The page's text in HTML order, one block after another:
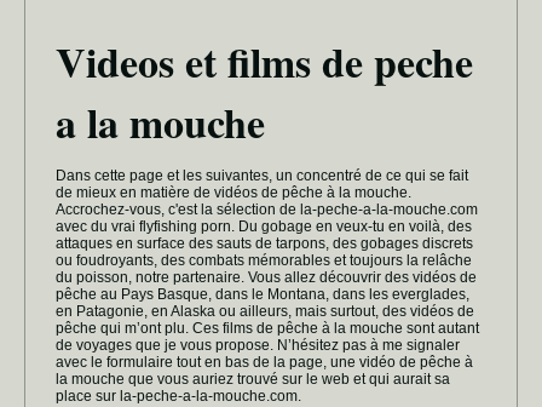
Videos et films de peche
a la mouche
Dans cette page et les suivantes, un concentré de ce qui se fait
de mieux en matière de vidéos de pêche à la mouche.
Accrochez-vous, c'est la sélection de la-peche-a-la-mouche.com
avec du vrai flyfishing porn. Du gobage en veux-tu en voilà, des
attaques en surface des sauts de tarpons, des gobages discrets
ou foudroyants, des combats mémorables et toujours la relâche
du poisson, notre partenaire. Vous allez découvrir des vidéos de
pêche au Pays Basque, dans le Montana, dans les everglades,
en Patagonie, en Alaska ou ailleurs, mais surtout, des vidéos de
pêche qui m’ont plu. Ces films de pêche à la mouche sont autant
de voyages que je vous propose. N’hésitez pas à me signaler
avec le formulaire tout en bas de la page, une vidéo de pêche à
la mouche que vous auriez trouvé sur le web et qui aurait sa
place sur la-peche-a-la-mouche.com.